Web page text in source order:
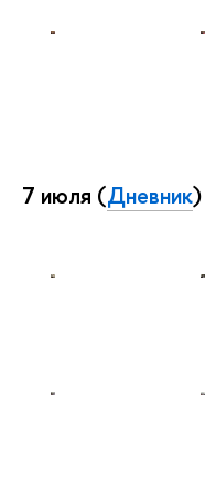
7 июля (Дневник)